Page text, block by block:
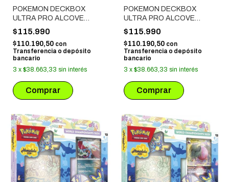
POKEMON DECKBOX
ULTRA PRO ALCOVE
CLICK - GALAR VERDE
$115.990
$110.190,50 con
Transferencia o depósito
bancario
3 x $38.663,33 sin interés
POKEMON DECKBOX
ULTRA PRO ALCOVE
CLICK - SINNOH AZUL
$115.990
$110.190,50 con
Transferencia o depósito
bancario
3 x $38.663,33 sin interés